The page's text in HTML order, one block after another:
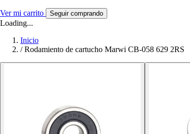
Ver mi carrito Seguir comprando
Loading...
Inicio
/ Rodamiento de cartucho Marwi CB-058 629 2RS